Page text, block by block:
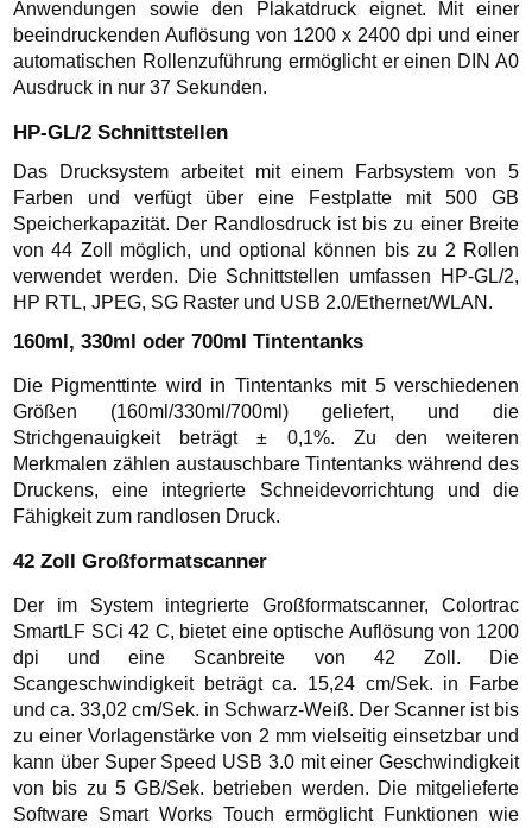
Anwendungen sowie den Plakatdruck eignet. Mit einer
beeindruckenden Auflösung von 1200 x 2400 dpi und einer
automatischen Rollenzuführung ermöglicht er einen DIN A0
Ausdruck in nur 37 Sekunden.
HP-GL/2 Schnittstellen
Das Drucksystem arbeitet mit einem Farbsystem von 5
Farben und verfügt über eine Festplatte mit 500 GB
Speicherkapazität. Der Randlosdruck ist bis zu einer Breite
von 44 Zoll möglich, und optional können bis zu 2 Rollen
verwendet werden. Die Schnittstellen umfassen HP-GL/2,
HP RTL, JPEG, SG Raster und USB 2.0/Ethernet/WLAN.
160ml, 330ml oder 700ml Tintentanks
Die Pigmenttinte wird in Tintentanks mit 5 verschiedenen
Größen (160ml/330ml/700ml) geliefert, und die
Strichgenauigkeit beträgt ± 0,1%. Zu den weiteren
Merkmalen zählen austauschbare Tintentanks während des
Druckens, eine integrierte Schneidevorrichtung und die
Fähigkeit zum randlosen Druck.
42 Zoll Großformatscanner
Der im System integrierte Großformatscanner, Colortrac
SmartLF SCi 42 C, bietet eine optische Auflösung von 1200
dpi und eine Scanbreite von 42 Zoll. Die
Scangeschwindigkeit beträgt ca. 15,24 cm/Sek. in Farbe
und ca. 33,02 cm/Sek. in Schwarz-Weiß. Der Scanner ist bis
zu einer Vorlagenstärke von 2 mm vielseitig einsetzbar und
kann über Super Speed USB 3.0 mit einer Geschwindigkeit
von bis zu 5 GB/Sek. betrieben werden. Die mitgelieferte
Software Smart Works Touch ermöglicht Funktionen wie